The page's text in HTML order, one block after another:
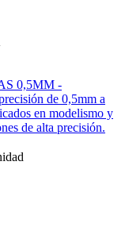
0,5MM -
de 0,5mm a
en modelismo y
de alta precisión.